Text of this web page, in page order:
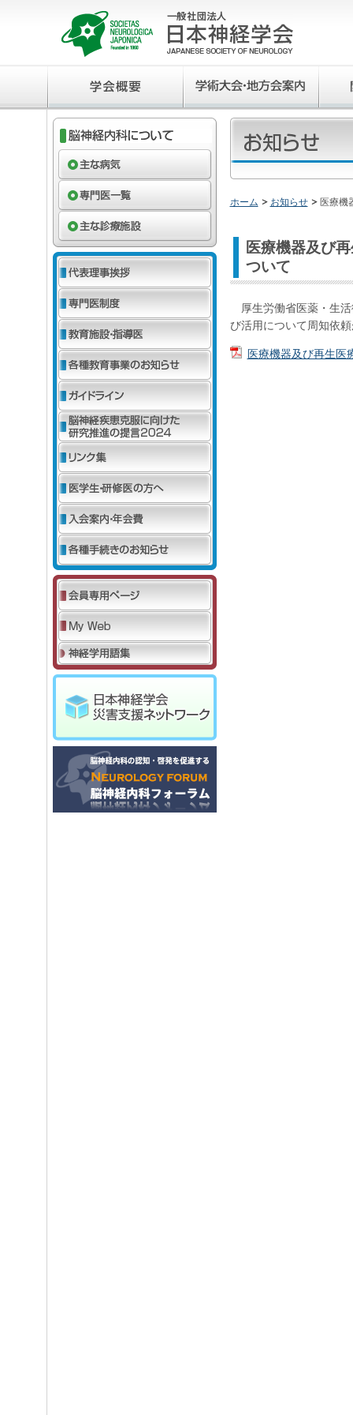
ホーム お知らせ 医療機
医療機器及び
ついて
厚生労働省医薬・生活
び活用について周知依
医療機器及び再生医